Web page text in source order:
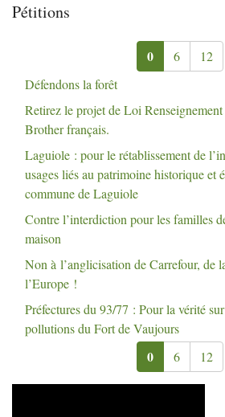
Pétitions
0 6
12
Défendons la forêt
Retirez le projet de Loi
Brother français.
Laguiole : pour le rétablissement de
usages liés au patrimoine historique et
commune de Laguiole
Contre l’interdiction pour les familles
maison
Non à l’anglicisation de Carrefour, de
l’Europe !
Préfectures du 93/77 : Pour la vérité
pollutions du Fort de Vaujours
0 6 12